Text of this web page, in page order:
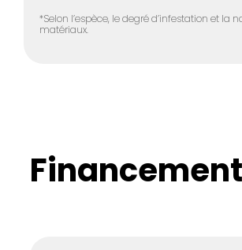
*Selon l’espèce, le degré d’infestation et la
matériaux.